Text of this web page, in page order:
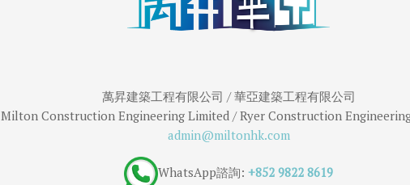
萬昇建築工程有限公司 / 華亞建築工程有限公司
Milton Construction Engineering Limited / Ryer Construction
admin@miltonhk.com
WhatsApp諮詢: +852 9822 8619